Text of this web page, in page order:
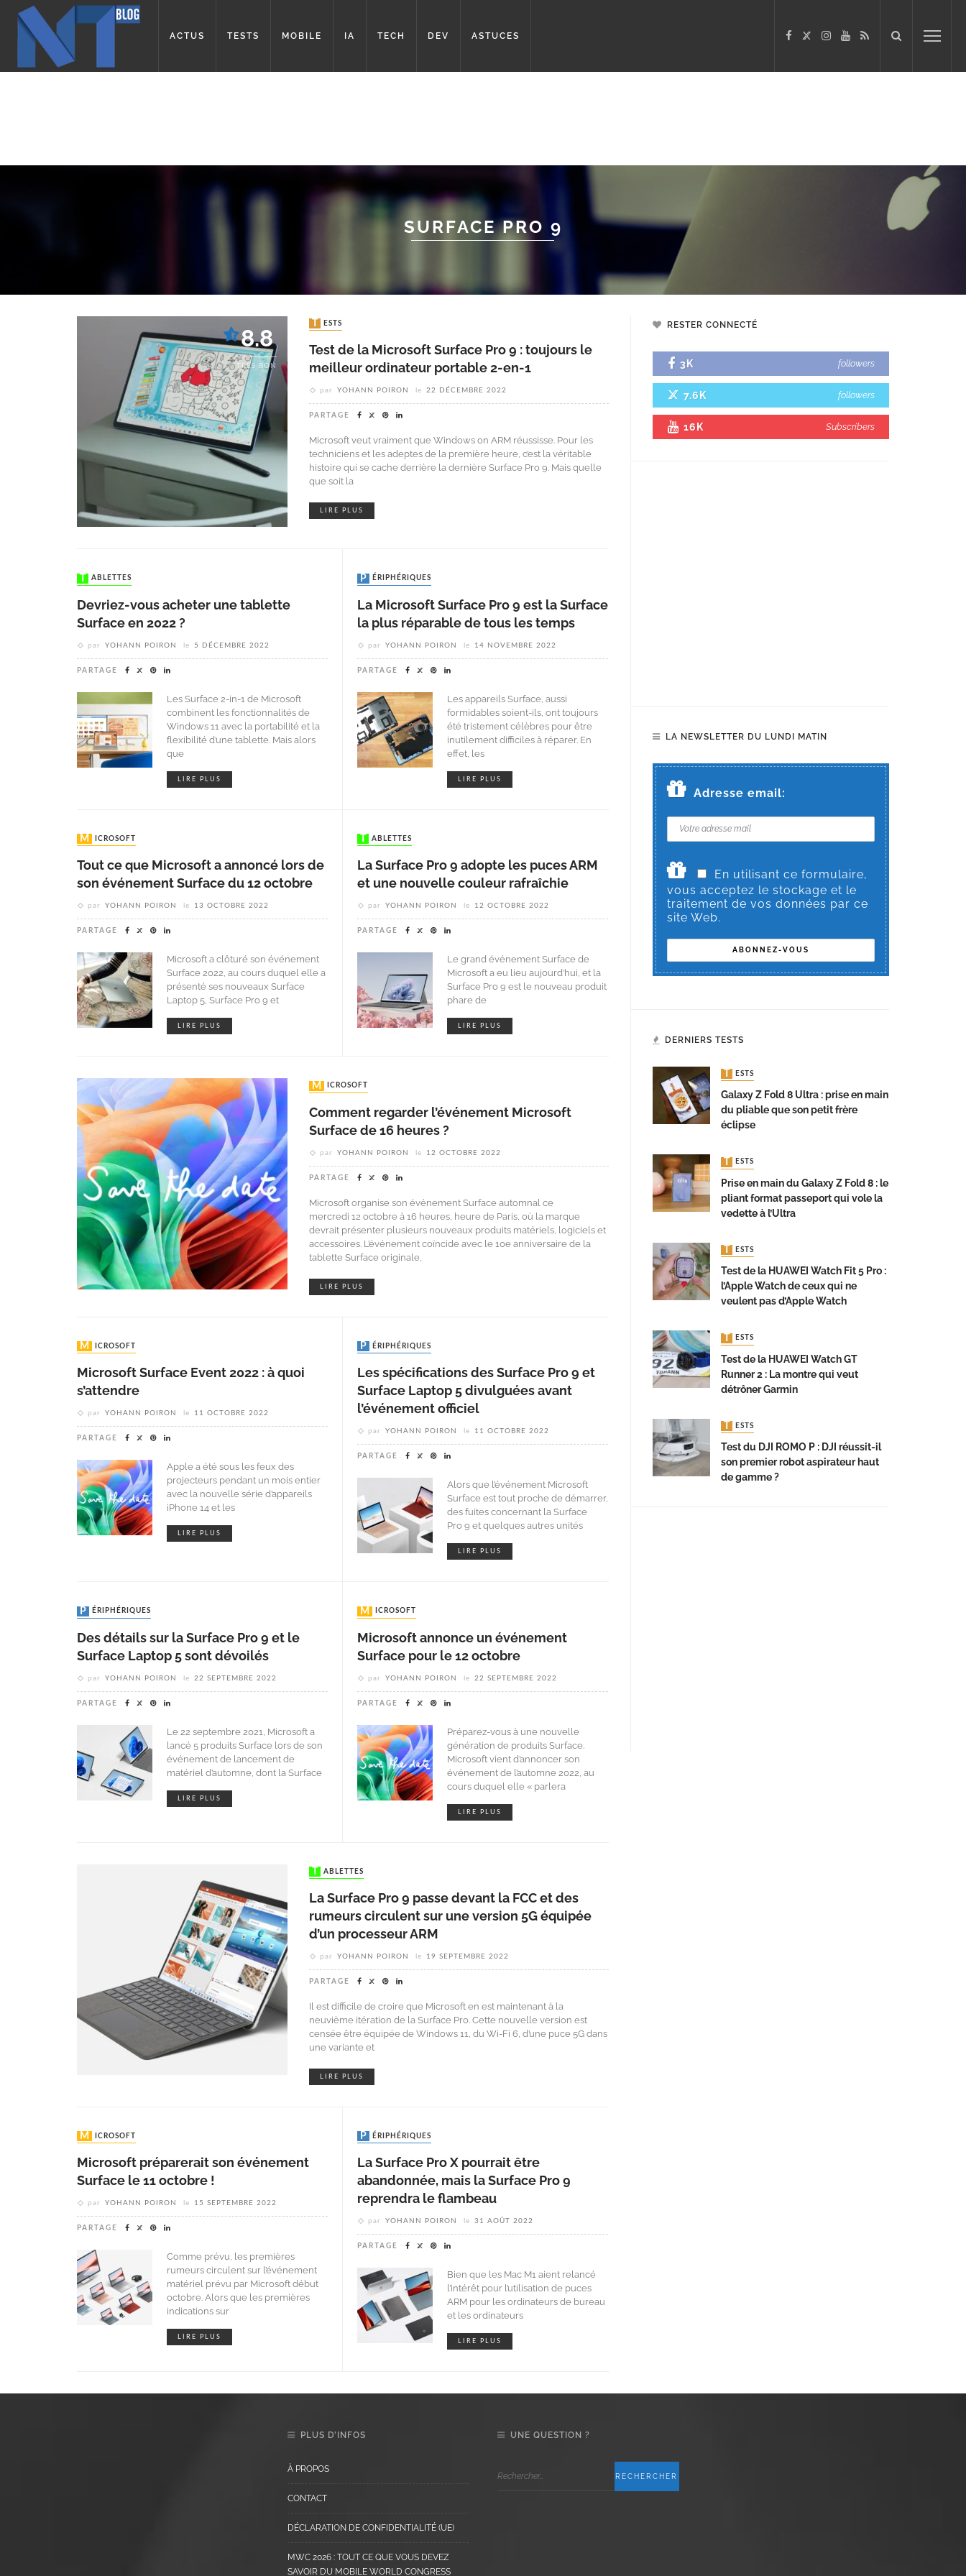
ACTUS TESTS MOBILE IA TECH DEV ASTUCES
SURFACE PRO 9
8.8
TRÈS BON
TESTS
Test de la Microsoft Surface Pro 9 : toujours le
meilleur ordinateur portable 2-en-1
par YOHANN POIRON le 22 DÉCEMBRE 2022
PARTAGE
Microsoft veut vraiment que Windows on ARM réussisse. Pour les
techniciens et les adeptes de la première heure, c’est la véritable
histoire qui se cache derrière la dernière Surface Pro 9. Mais quelle
que soit la
LIRE PLUS
TABLETTES
Devriez-vous acheter une tablette
Surface en 2022 ?
par YOHANN POIRON le 5 DÉCEMBRE 2022
PARTAGE
Les Surface 2-in-1 de Microsoft
combinent les fonctionnalités de
Windows 11 avec la portabilité et la
flexibilité d’une tablette. Mais alors
que
LIRE PLUS
PÉRIPHÉRIQUES
La Microsoft Surface Pro 9 est la Surface
la plus réparable de tous les temps
par YOHANN POIRON le 14 NOVEMBRE 2022
PARTAGE
Les appareils Surface, aussi
formidables soient-ils, ont toujours
été tristement célèbres pour être
inutilement difficiles à réparer. En
effet, les
LIRE PLUS
MICROSOFT
Tout ce que Microsoft a annoncé lors de
son événement Surface du 12 octobre
par YOHANN POIRON le 13 OCTOBRE 2022
PARTAGE
Microsoft a clôturé son événement
Surface 2022, au cours duquel elle a
présenté ses nouveaux Surface
Laptop 5, Surface Pro 9 et
LIRE PLUS
TABLETTES
La Surface Pro 9 adopte les puces ARM
et une nouvelle couleur rafraîchie
par YOHANN POIRON le 12 OCTOBRE 2022
PARTAGE
Le grand événement Surface de
Microsoft a eu lieu aujourd’hui, et la
Surface Pro 9 est le nouveau produit
phare de
LIRE PLUS
MICROSOFT
Comment regarder l’événement Microsoft
Surface de 16 heures ?
par YOHANN POIRON le 12 OCTOBRE 2022
PARTAGE
Microsoft organise son événement Surface automnal ce
mercredi 12 octobre à 16 heures, heure de Paris, où la marque
devrait présenter plusieurs nouveaux produits matériels, logiciels et
accessoires. L’événement coïncide avec le 10e anniversaire de la
tablette Surface originale,
LIRE PLUS
MICROSOFT
Microsoft Surface Event 2022 : à quoi
s’attendre
par YOHANN POIRON le 11 OCTOBRE 2022
PARTAGE
Apple a été sous les feux des
projecteurs pendant un mois entier
avec la nouvelle série d’appareils
iPhone 14 et les
LIRE PLUS
PÉRIPHÉRIQUES
Les spécifications des Surface Pro 9 et
Surface Laptop 5 divulguées avant
l’événement officiel
par YOHANN POIRON le 11 OCTOBRE 2022
PARTAGE
Alors que l’événement Microsoft
Surface est tout proche de démarrer,
des fuites concernant la Surface
Pro 9 et quelques autres unités
LIRE PLUS
PÉRIPHÉRIQUES
Des détails sur la Surface Pro 9 et le
Surface Laptop 5 sont dévoilés
par YOHANN POIRON le 22 SEPTEMBRE 2022
PARTAGE
Le 22 septembre 2021, Microsoft a
lancé 5 produits Surface lors de son
événement de lancement de
matériel d’automne, dont la Surface
LIRE PLUS
MICROSOFT
Microsoft annonce un événement
Surface pour le 12 octobre
par YOHANN POIRON le 22 SEPTEMBRE 2022
PARTAGE
Préparez-vous à une nouvelle
génération de produits Surface.
Microsoft vient d’annoncer son
événement de l’automne 2022, au
cours duquel elle « parlera
LIRE PLUS
TABLETTES
La Surface Pro 9 passe devant la FCC et des
rumeurs circulent sur une version 5G équipée
d’un processeur ARM
par YOHANN POIRON le 19 SEPTEMBRE 2022
PARTAGE
Il est difficile de croire que Microsoft en est maintenant à la
neuvième itération de la Surface Pro. Cette nouvelle version est
censée être équipée de Windows 11, du Wi-Fi 6, d’une puce 5G dans
une variante et
LIRE PLUS
MICROSOFT
Microsoft préparerait son événement
Surface le 11 octobre !
par YOHANN POIRON le 15 SEPTEMBRE 2022
PARTAGE
Comme prévu, les premières
rumeurs circulent sur l’événement
matériel prévu par Microsoft début
octobre. Alors que les premières
indications sur
LIRE PLUS
PÉRIPHÉRIQUES
La Surface Pro X pourrait être
abandonnée, mais la Surface Pro 9
reprendra le flambeau
par YOHANN POIRON le 31 AOÛT 2022
PARTAGE
Bien que les Mac M1 aient relancé
l’intérêt pour l’utilisation de puces
ARM pour les ordinateurs de bureau
et les ordinateurs
LIRE PLUS
RESTER CONNECTÉ
3K followers
7.6K followers
16K Subscribers
LA NEWSLETTER DU LUNDI MATIN
Adresse email:
En utilisant ce formulaire,
vous acceptez le stockage et le
traitement de vos données par ce
site Web.
DERNIERS TESTS
TESTS
Galaxy Z Fold 8 Ultra : prise en main
du pliable que son petit frère
éclipse
TESTS
Prise en main du Galaxy Z Fold 8 : le
pliant format passeport qui vole la
vedette à l’Ultra
TESTS
Test de la HUAWEI Watch Fit 5 Pro :
l’Apple Watch de ceux qui ne
veulent pas d’Apple Watch
TESTS
Test de la HUAWEI Watch GT
Runner 2 : La montre qui veut
détrôner Garmin
TESTS
Test du DJI ROMO P : DJI réussit-il
son premier robot aspirateur haut
de gamme ?
PLUS D’INFOS
À PROPOS
CONTACT
DÉCLARATION DE CONFIDENTIALITÉ (UE)
MWC 2026 : TOUT CE QUE VOUS DEVEZ
SAVOIR DU MOBILE WORLD CONGRESS
UNE QUESTION ?